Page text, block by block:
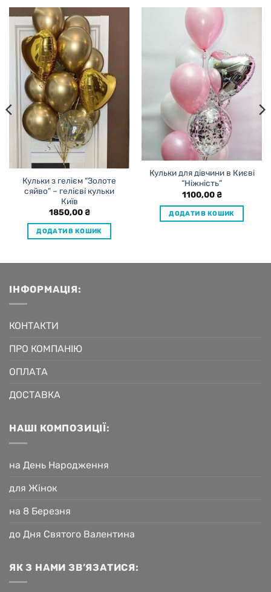
Кульки з гелієм “Золоте
сяйво” – гелієві кульки
Київ
1850,00₴
ДОДАТИ В КОШИК
Кульки для дівчини в Києві
“Ніжність”
1100,00₴
ДОДАТИ В КОШИК
ІНФОРМАЦІЯ:
КОНТАКТИ
ПРО КОМПАНІЮ
ОПЛАТА
ДОСТАВКА
НАШІ КОМПОЗИЦІЇ:
на День Народження
для Жінок
на 8 Березня
до Дня Святого Валентина
ЯК З НАМИ ЗВ’ЯЗАТИСЯ: